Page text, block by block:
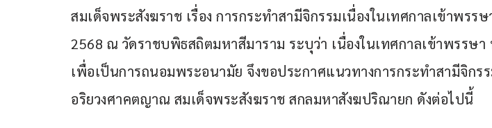
สมเด็จพระสังฆราช เรื่อง การกระทำสามีจิกรรมเนื่องในเทศกาลเข้าพรร
2568 ณ วัดราชบพิธสถิตมหาสีมาราม ระบุว่า เนื่องในเทศกาลเข้าพรรษ
เพื่อเป็นการถนอมพระอนามัย จึงขอประกาศแนวทางการกระทำสามีจิกร
อริยวงศาคตญาณ สมเด็จพระสังฆราช สกลมหาสังฆปริณายก ดังต่อไปนี้